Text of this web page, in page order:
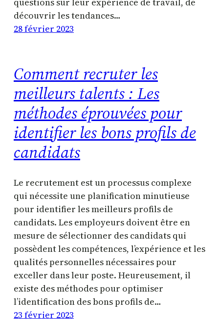
découvrir les tendances…
28 février 2023
Comment recruter les
meilleurs talents : Les
méthodes éprouvées pour
identifier les bons profils de
candidats
Le recrutement est un processus complexe
qui nécessite une planification minutieuse
pour identifier les meilleurs profils de
candidats. Les employeurs doivent être en
mesure de sélectionner des candidats qui
possèdent les compétences, l’expérience et les
qualités personnelles nécessaires pour
exceller dans leur poste. Heureusement, il
existe des méthodes pour optimiser
l’identification des bons profils de…
23 février 2023